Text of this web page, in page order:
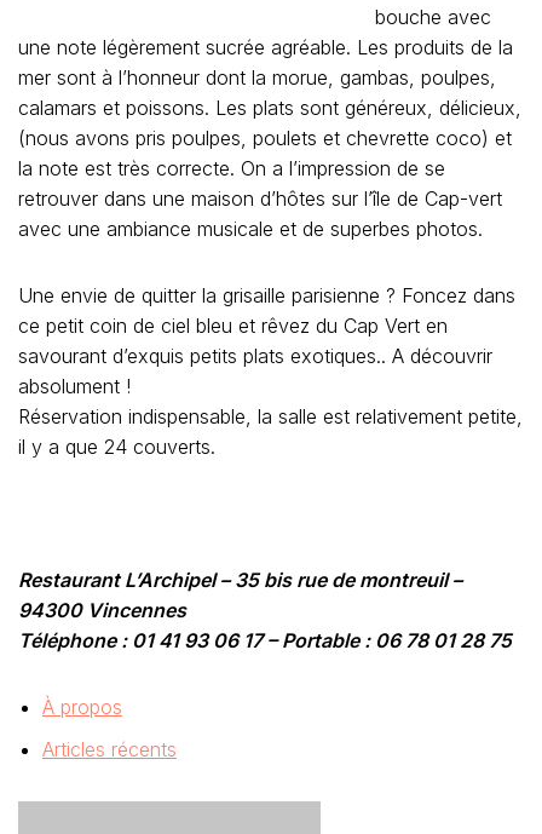
bouche avec
une note légèrement sucrée agréable. Les produits de la
mer sont à l’honneur dont la morue, gambas, poulpes,
calamars et poissons. Les plats sont généreux, délicieux,
(nous avons pris poulpes, poulets et chevrette coco) et
la note est très correcte. On a l’impression de se
retrouver dans une maison d’hôtes sur l’île de Cap-vert
avec une ambiance musicale et de superbes photos.
Une envie de quitter la grisaille parisienne ? Foncez dans
ce petit coin de ciel bleu et rêvez du Cap Vert en
savourant d’exquis petits plats exotiques.. A découvrir
absolument !
Réservation indispensable, la salle est relativement petite,
il y a que 24 couverts.
Restaurant L’Archipel – 35 bis rue de montreuil –
94300 Vincennes
Téléphone : 01 41 93 06 17 – Portable : 06 78 01 28 75
À propos
Articles récents